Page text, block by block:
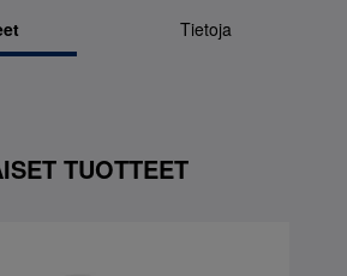
Tietoja
TUOTTEET